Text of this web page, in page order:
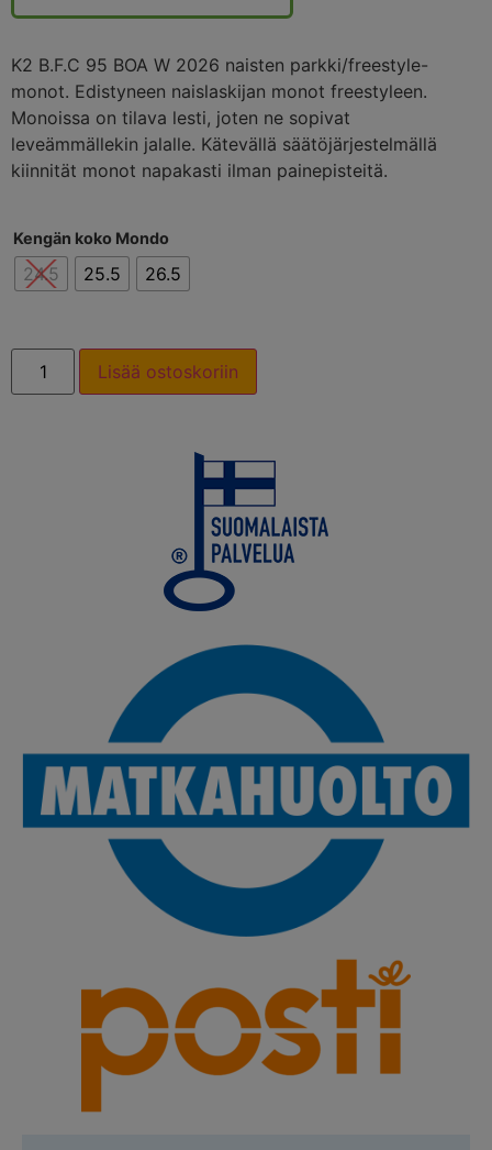
K2 B.F.C 95 BOA W 2026 naisten parkki/freestyle-
monot. Edistyneen naislaskijan monot freestyleen.
Monoissa on tilava lesti, joten ne sopivat
leveämmällekin jalalle. Kätevällä säätöjärjestelmällä
kiinnität monot napakasti ilman painepisteitä.
Kengän koko Mondo
24.5 25.5 26.5
Lisää ostoskoriin